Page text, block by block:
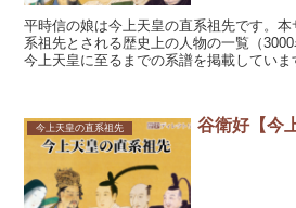
平時信の娘は今上天皇の直系祖先です。
系祖先とされる歴史上の人物の一覧（
今上天皇に至るまでの系譜を掲載していま
今上天皇の直系祖先 谷衛好【今